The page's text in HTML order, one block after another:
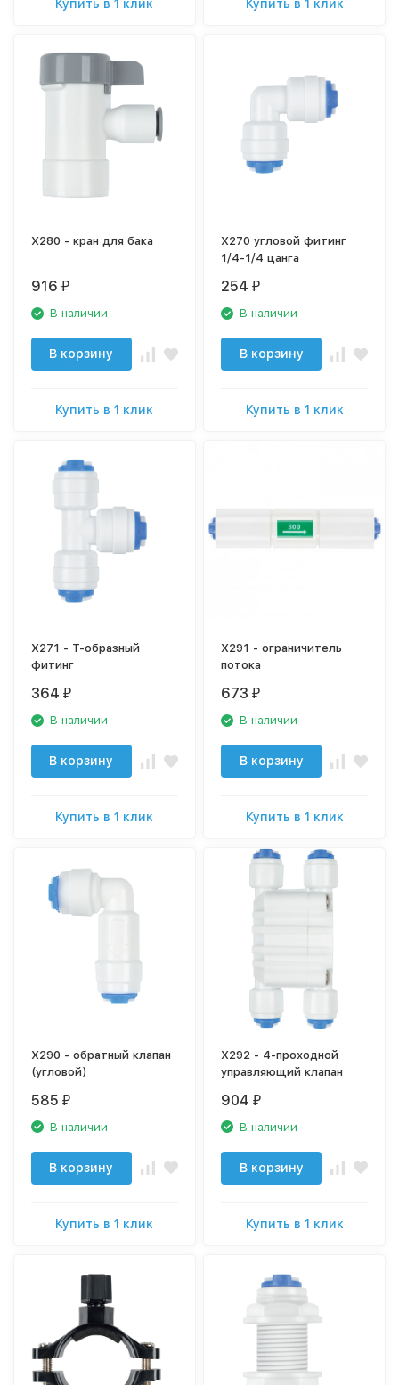
Купить в 1 клик Купить в 1 клик
X280 - кран для бака
916 ₽
В наличии
В корзину
Купить в 1 клик
X270 угловой фитинг
1/4-1/4 цанга
254 ₽
В наличии
В корзину
Купить в 1 клик
X271 - Т-образный
фитинг
364 ₽
В наличии
В корзину
Купить в 1 клик
X291 - ограничитель
потока
673 ₽
В наличии
В корзину
Купить в 1 клик
X290 - обратный клапан
(угловой)
585 ₽
В наличии
В корзину
Купить в 1 клик
X292 - 4-проходной
управляющий клапан
904 ₽
В наличии
В корзину
Купить в 1 клик